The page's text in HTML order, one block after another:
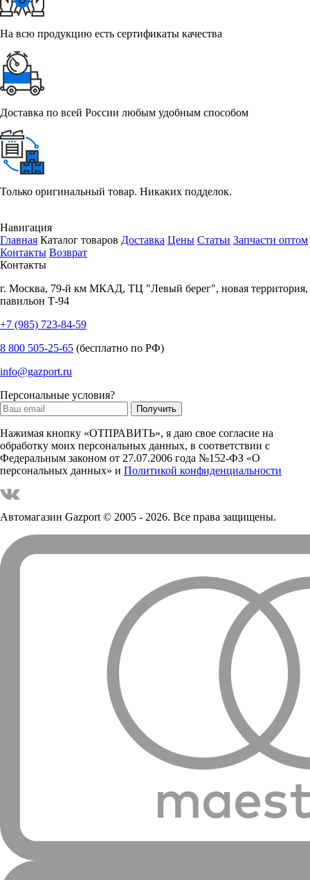
На всю продукцию есть сертификаты качества
Доставка по всей России любым удобным способом
Только оригинальный товар. Никаких подделок.
Навигация
Главная Каталог товаров Доставка Цены Статьи Запчасти оптом
Контакты Возврат
Контакты
г. Москва, 79-й км МКАД, ТЦ "Левый берег", новая территория,
павильон Т-94
+7 (985) 723-84-59
8 800 505-25-65 (бесплатно по РФ)
info@gazport.ru
Персональные условия?
Нажимая кнопку «ОТПРАВИТЬ», я даю свое согласие на
обработку моих персональных данных, в соответствии с
Федеральным законом от 27.07.2006 года №152-ФЗ «О
персональных данных» и Политикой конфиденциальности
Автомагазин Gazport© 2005 - 2026. Все права защищены.